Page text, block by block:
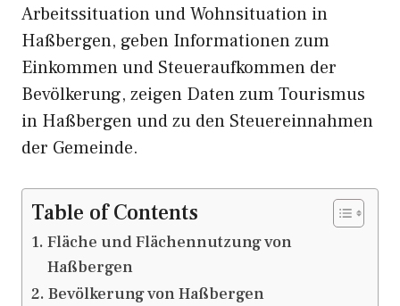
Arbeitssituation und Wohnsituation in
Haßbergen, geben Informationen zum
Einkommen und Steueraufkommen der
Bevölkerung, zeigen Daten zum Tourismus
in Haßbergen und zu den Steuereinnahmen
der Gemeinde.
Table of Contents
Fläche und Flächennutzung von
Haßbergen
Bevölkerung von Haßbergen